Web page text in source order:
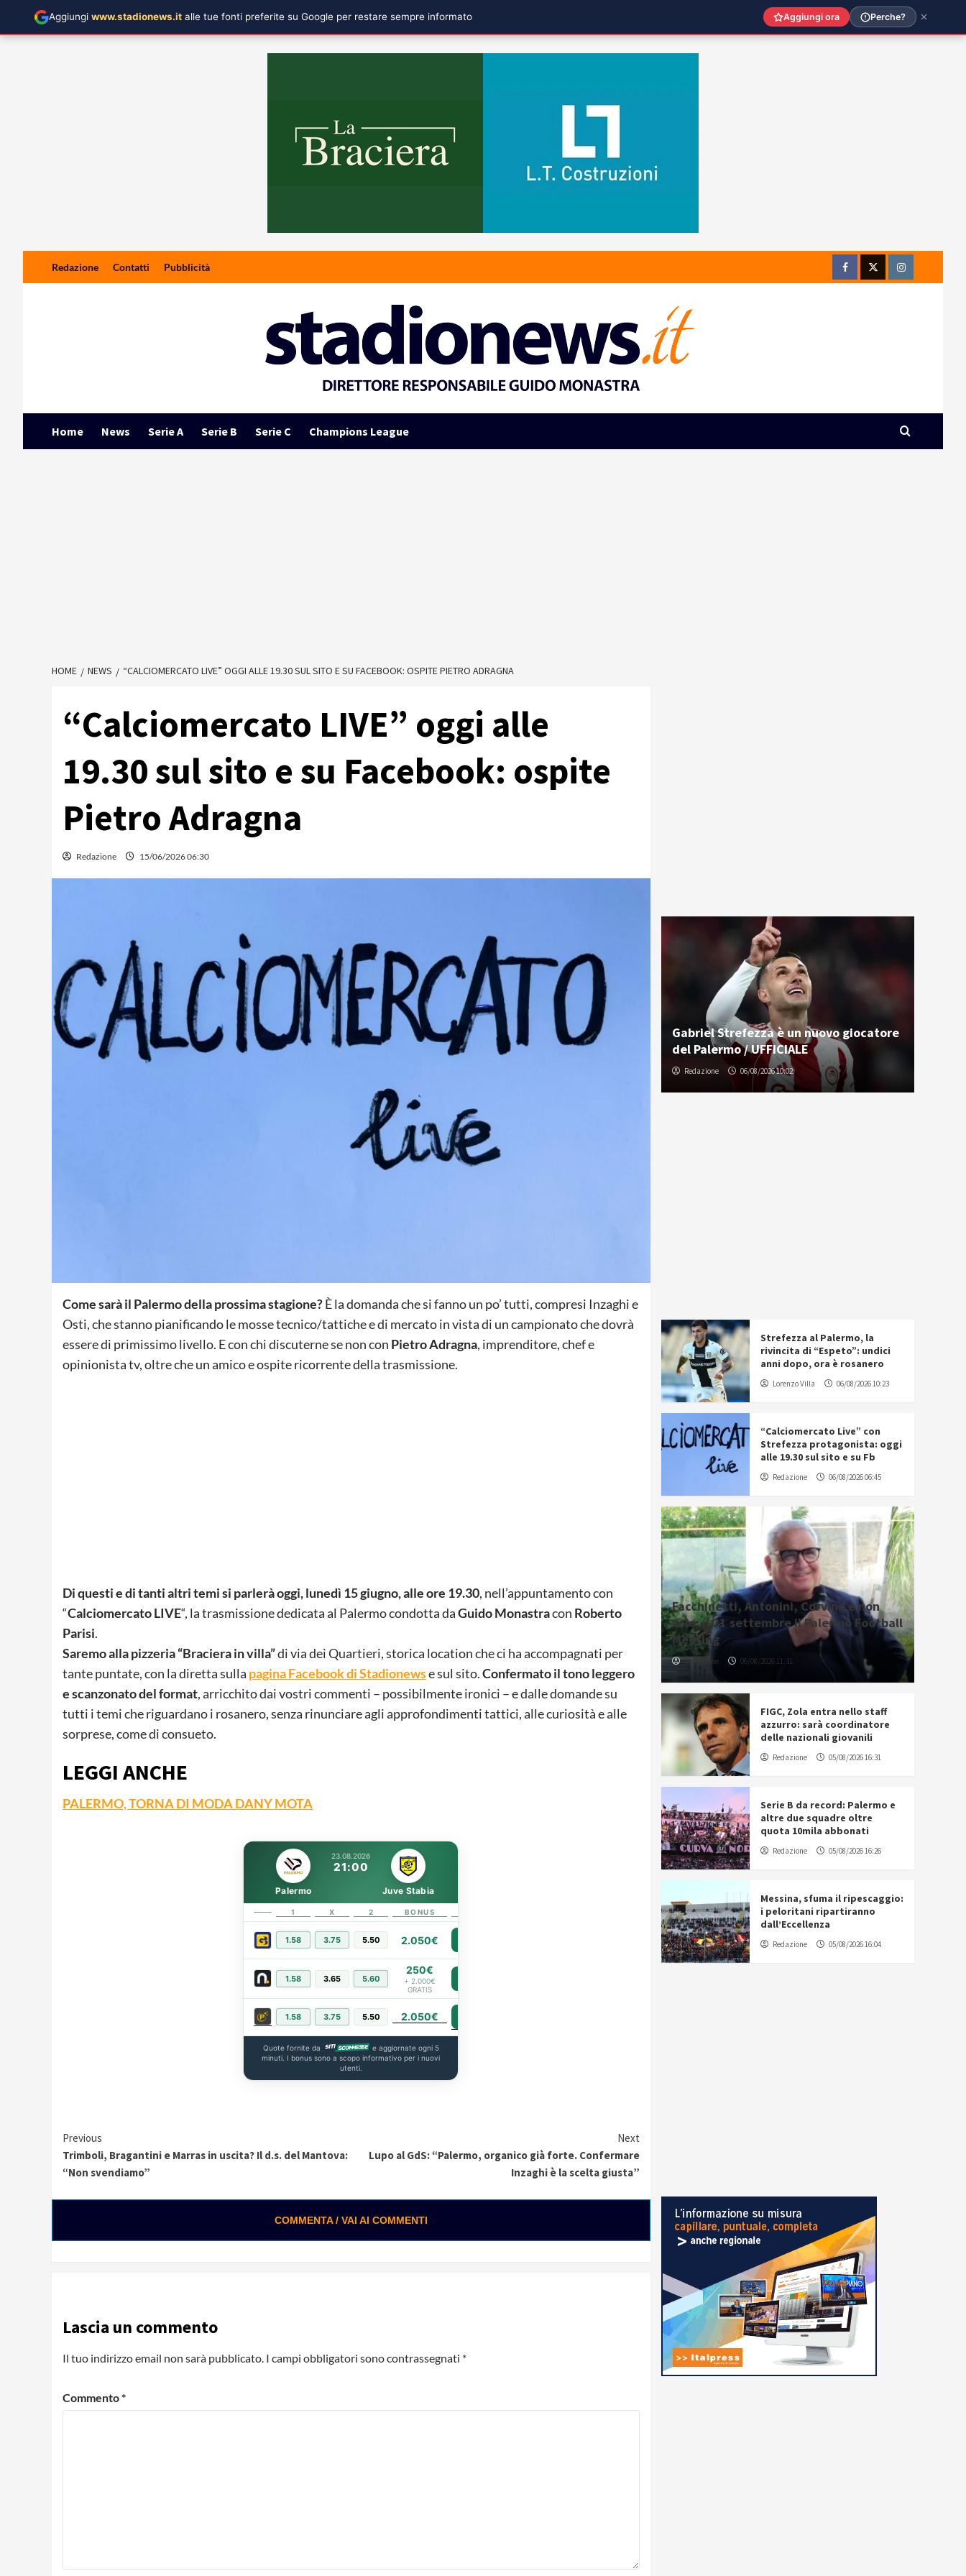
Redazione Contatti Pubblicità
FacebookTwitterInstagram
Home News Serie A Serie B Serie C Champions League
HOME NEWS “CALCIOMERCATO LIVE” OGGI ALLE 19.30 SUL SITO E SU FACEBOOK: OSPITE PIETRO ADRAGNA
“Calciomercato LIVE” oggi alle
19.30 sul sito e su Facebook: ospite
Pietro Adragna
Redazione 15/06/2026 06:30
Come sarà il Palermo della prossima stagione?È la domanda che si fanno un po’ tutti, compresi Inzaghi e
Osti, che stanno pianificando le mosse tecnico/tattiche e di mercato in vista di un campionato che dovrà
essere di primissimo livello. E con chi discuterne se non con Pietro Adragna, imprenditore, chef e
opinionista tv, oltre che un amico e ospite ricorrente della trasmissione.
Di questi e di tanti altri temi si parlerà oggi, lunedì 15 giugno, alle ore 19.30, nell’appuntamento con
“Calciomercato LIVE“, la trasmissione dedicata al Palermo condotta daGuido Monastracon Roberto
Parisi.
Saremo alla pizzeria “Braciera in villa”di via dei Quartieri, storica location che ci ha accompagnati per
tante puntate, con la diretta sulla pagina Facebook di Stadionewse sul sito.Confermato il tono leggero
e scanzonato del format, arricchito dai vostri commenti – possibilmente ironici – e dalle domande su
tutti i temi che riguardano i rosanero, senza rinunciare agli approfondimenti tattici, alle curiosità e alle
sorprese, come di consueto.
LEGGI ANCHE
PALERMO, TORNA DI MODA DANY MOTA
23.08.2026
21:00
Palermo Juve Stabia
1 X 2 BONUS
1.58 3.75 5.50 2.050€
1.58 3.65 5.60
250€
+ 2.000€
GRATIS
1.58 3.75 5.50 2.050€
Quote fornite da
e aggiornate ogni 5
minuti. I bonus sono a scopo informativo per i nuovi
utenti.
Continue
Reading
Previous
Trimboli, Bragantini e Marras in uscita? Il d.s. del Mantova:
“Non svendiamo”
Next
Lupo al GdS: “Palermo, organico già forte. Confermare
Inzaghi è la scelta giusta”
COMMENTA / VAI AI COMMENTI
Lascia un commento
Il tuo indirizzo email non sarà pubblicato. I campi obbligatori sono contrassegnati *
Commento*
Gabriel Strefezza è un nuovo giocatore
del Palermo / UFFICIALE
Redazione 06/08/2026 10:02
Strefezza al Palermo, la
rivincita di “Espeto”: undici
anni dopo, ora è rosanero
Lorenzo Villa 06/08/2026 10:23
“Calciomercato Live” con
Strefezza protagonista: oggi
alle 19.30 sul sito e su Fb
Redazione 06/08/2026 06:45
Facchinetti, Antonini, Corvino e non
solo: il 21 settembre il Palermo Football
Meeting
Redazione 06/08/2026 11:31
FIGC, Zola entra nello staff
azzurro: sarà coordinatore
delle nazionali giovanili
Redazione 05/08/2026 16:31
Serie B da record: Palermo e
altre due squadre oltre
quota 10mila abbonati
Redazione 05/08/2026 16:26
Messina, sfuma il ripescaggio:
i peloritani ripartiranno
dall’Eccellenza
Redazione 05/08/2026 16:04
Aggiungi www.stadionews.it alle tue fonti preferite su Google per restare sempre informato Aggiungi ora Perche?